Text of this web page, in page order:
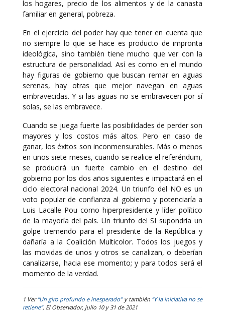
los hogares, precio de los alimentos y de la canasta
familiar en general, pobreza.
En el ejercicio del poder hay que tener en cuenta que
no siempre lo que se hace es producto de impronta
ideológica, sino también tiene mucho que ver con la
estructura de personalidad. Así es como en el mundo
hay figuras de gobierno que buscan remar en aguas
serenas, hay otras que mejor navegan en aguas
embravecidas. Y si las aguas no se embravecen por sí
solas, se las embravece.
Cuando se juega fuerte las posibilidades de perder son
mayores y los costos más altos. Pero en caso de
ganar, los éxitos son inconmensurables. Más o menos
en unos siete meses, cuando se realice el referéndum,
se producirá un fuerte cambio en el destino del
gobierno por los dos años siguientes e impactará en el
ciclo electoral nacional 2024. Un triunfo del NO es un
voto popular de confianza al gobierno y potenciaría a
Luis Lacalle Pou como hiperpresidente y líder político
de la mayoría del país. Un triunfo del SI supondría un
golpe tremendo para el presidente de la República y
dañaría a la Coalición Multicolor. Todos los juegos y
las movidas de unos y otros se canalizan, o deberían
canalizarse, hacia ese momento; y para todos será el
momento de la verdad.
1 Ver“Un giro profundo e inesperado”y también “Y la iniciativa no se
retiene”, El Observador, julio 10 y 31 de 2021